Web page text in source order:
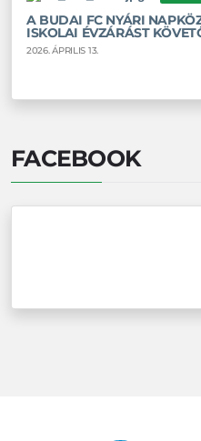
A BUDAI FC NYÁRI
ISKOLAI ÉVZÁRÁST
2026. ÁPRILIS 13.
FACEBOOK